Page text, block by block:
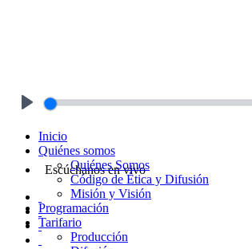
Escúchanos en vivo
Inicio
Quiénes somos
Quiénes Somos
Código de Ética y Difusión
Misión y Visión
Programación
Tarifario
Producción